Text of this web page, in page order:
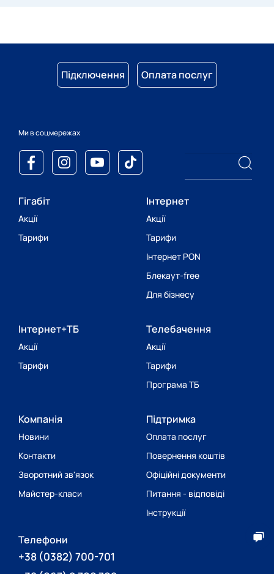
Підключення Оплата послуг
Ми в соцмережах
Гігабіт
Акції
Тарифи
Інтернет
Акції
Тарифи
Інтернет PON
Блекаут-free
Для бізнесу
Інтернет+ТБ
Акції
Тарифи
Телебачення
Акції
Тарифи
Програма ТБ
Підтримка
Оплата послуг
Повернення коштів
Офіційні документи
Питання - відповіді
Інструкції
Компанія
Новини
Контакти
Зворотний зв'язок
Майстер-класи
Телефони
+38 (0382) 700-701